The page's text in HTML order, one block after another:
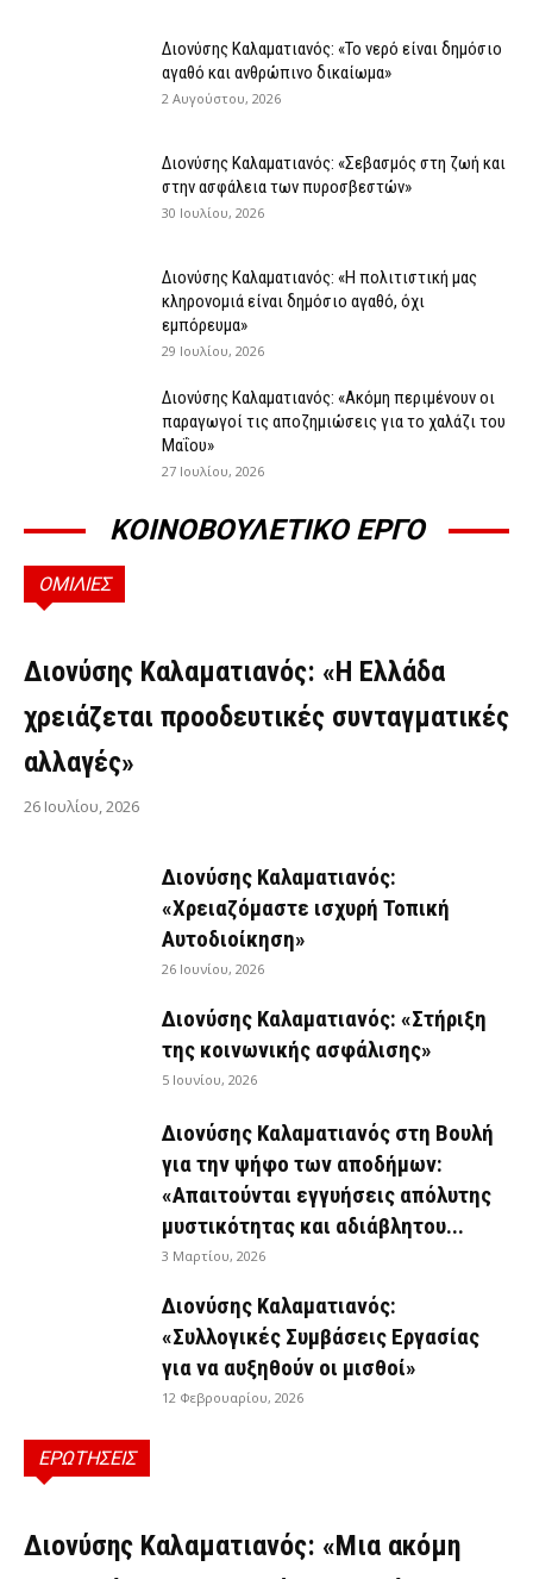
Διονύσης Καλαματιανός: «Το νερό είναι δημόσιο
αγαθό και ανθρώπινο δικαίωμα»
2 Αυγούστου, 2026
Διονύσης Καλαματιανός: «Σεβασμός στη ζωή και
στην ασφάλεια των πυροσβεστών»
30 Ιουλίου, 2026
Διονύσης Καλαματιανός: «Η πολιτιστική μας
κληρονομιά είναι δημόσιο αγαθό, όχι
εμπόρευμα»
29 Ιουλίου, 2026
Διονύσης Καλαματιανός: «Ακόμη περιμένουν οι
παραγωγοί τις αποζημιώσεις για το χαλάζι του
Μαΐου»
27 Ιουλίου, 2026
ΚΟΙΝΟΒΟΥΛΕΤΙΚΟ ΕΡΓΟ
ΟΜΙΛΙΕΣ
ΟΜΙΛΊΕΣ
Διονύσης Καλαματιανός: «Η Ελλάδα
χρειάζεται προοδευτικές συνταγματικές
αλλαγές»
26 Ιουλίου, 2026
Διονύσης Καλαματιανός:
«Χρειαζόμαστε ισχυρή Τοπική
Αυτοδιοίκηση»
26 Ιουνίου, 2026
Διονύσης Καλαματιανός: «Στήριξη
της κοινωνικής ασφάλισης»
5 Ιουνίου, 2026
Διονύσης Καλαματιανός στη Βουλή
για την ψήφο των αποδήμων:
«Απαιτούνται εγγυήσεις απόλυτης
μυστικότητας και αδιάβλητου...
3 Μαρτίου, 2026
Διονύσης Καλαματιανός:
«Συλλογικές Συμβάσεις Εργασίας
για να αυξηθούν οι μισθοί»
12 Φεβρουαρίου, 2026
ΕΡΩΤΗΣΕΙΣ
ΕΡΩΤΉΣΕΙΣ
Διονύσης Καλαματιανός: «Μια ακόμη